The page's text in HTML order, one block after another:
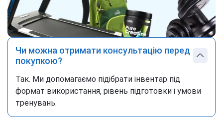
Чи можна отримати консультацію перед
покупкою?
Так. Ми допомагаємо підібрати інвентар під
формат використання, рівень підготовки і умови
тренувань.